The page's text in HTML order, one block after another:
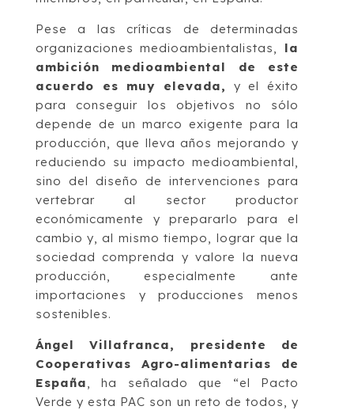
Pese a las críticas de determinadas
organizaciones medioambientalistas, la
ambición medioambiental de este
acuerdo es muy elevada,
y el éxito
para conseguir los objetivos no sólo
depende de un marco exigente para la
producción, que lleva años mejorando y
reduciendo su impacto medioambiental,
sino del diseño de intervenciones para
vertebrar al sector productor
económicamente y prepararlo para el
cambio y, al mismo tiempo, lograr que la
sociedad comprenda y valore la nueva
producción, especialmente ante
importaciones y producciones menos
sostenibles.
Ángel Villafranca, presidente de
Cooperativas Agro-alimentarias de
España , ha señalado que “el Pacto
Verde y esta PAC son un reto de todos, y